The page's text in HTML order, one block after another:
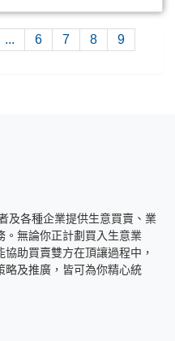
... 6 7 8
9
及各種企業提供生意買賣、業
。無論你正計劃買入生意業
助買賣雙方在頂讓過程中，
略及推廣，皆可為你精心統